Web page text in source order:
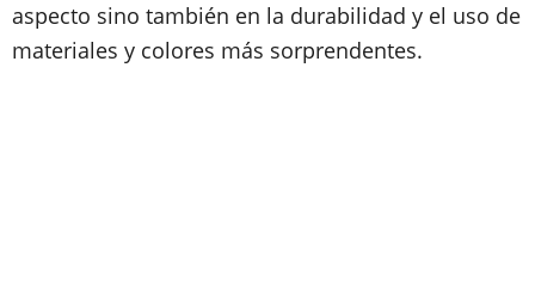
aspecto sino también en la durabilidad y el uso de
materiales y colores más sorprendentes.